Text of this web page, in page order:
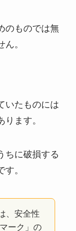
のものでは無
。
いたものには
ます。
ちに破損する
。
、安全性
ーク」の